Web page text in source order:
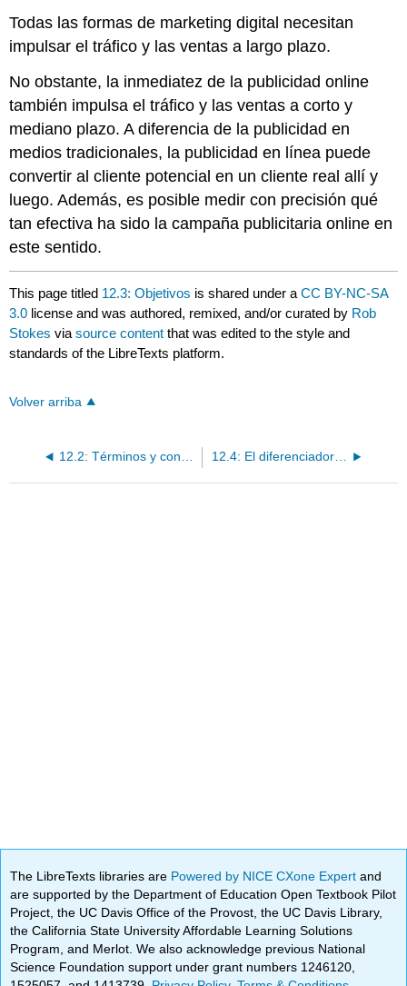
Todas las formas de marketing digital necesitan
impulsar el tráfico y las ventas a largo plazo.
No obstante, la inmediatez de la publicidad online
también impulsa el tráfico y las ventas a corto y
mediano plazo. A diferencia de la publicidad en
medios tradicionales, la publicidad en línea puede
convertir al cliente potencial en un cliente real allí y
luego. Además, es posible medir con precisión qué
tan efectiva ha sido la campaña publicitaria online en
este sentido.
This page titled 12.3: Objetivos is shared under aCC BY-NC-SA
3.0 license and was authored, remixed, and/or curated by Rob
Stokes viasource content that was edited to the style and
standards of the LibreTexts platform.
Volver arriba
12.4: El diferenciador clave
The LibreTexts libraries are Powered by NICE CXone Expertand
are supported by the Department of Education Open Textbook Pilot
Project, the UC Davis Office of the Provost, the UC Davis Library,
the California State University Affordable Learning Solutions
Program, and Merlot. We also acknowledge previous National
Science Foundation support under grant numbers 1246120,